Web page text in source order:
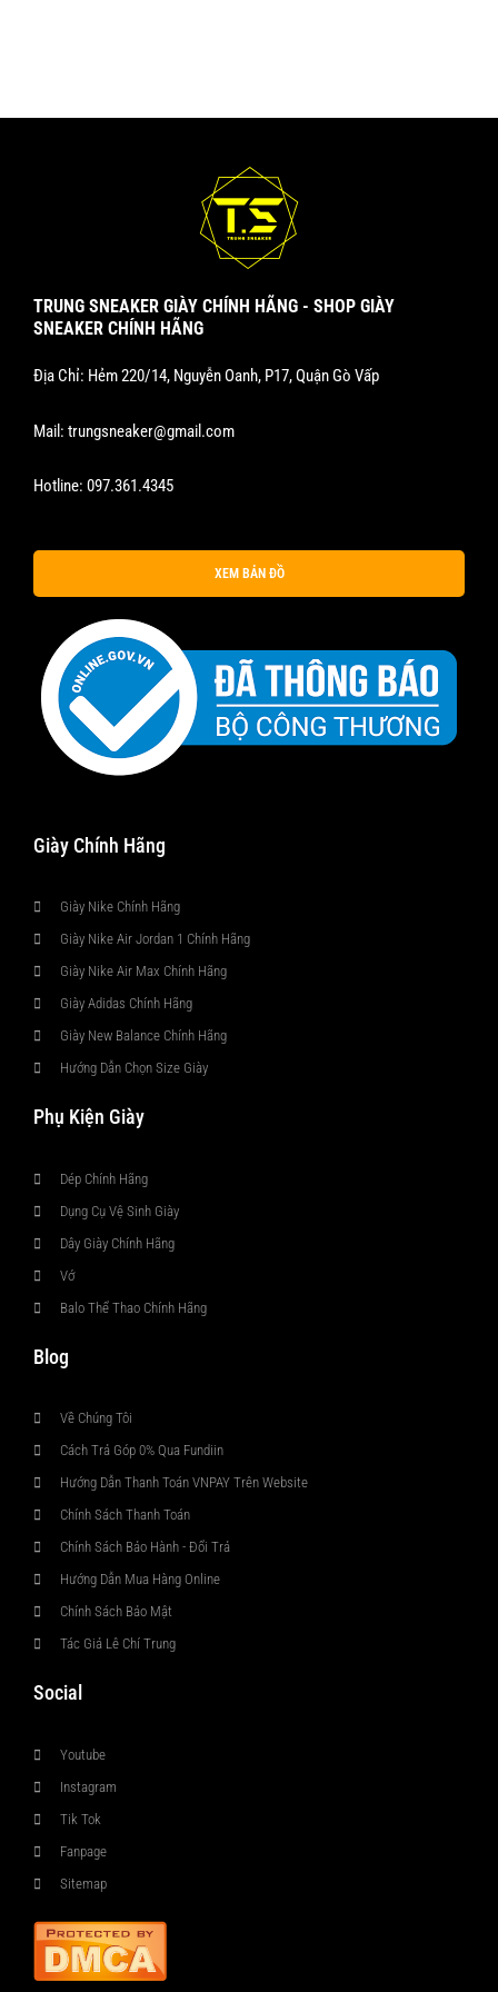
TRUNG SNEAKER GIÀY CHÍNH HÃNG - SHOP GIÀY
SNEAKER CHÍNH HÃNG
Địa Chỉ: Hẻm 220/14, Nguyễn Oanh, P17, Quận Gò Vấp
Mail: trungsneaker@gmail.com
Hotline: 097.361.4345
XEM BẢN ĐỒ
Giày Chính Hãng
Giày Nike Chính Hãng
Giày Nike Air Jordan 1 Chính Hãng
Giày Nike Air Max Chính Hãng
Giày Adidas Chính Hãng
Giày New Balance Chính Hãng
Hướng Dẫn Chọn Size Giày
Phụ Kiện Giày
Dép Chính Hãng
Dụng Cụ Vệ Sinh Giày
Dây Giày Chính Hãng
Vớ
Balo Thể Thao Chính Hãng
Blog
Về Chúng Tôi
Cách Trả Góp 0% Qua Fundiin
Hướng Dẫn Thanh Toán VNPAY Trên Website
Chính Sách Thanh Toán
Chính Sách Bảo Hành - Đổi Trả
Hướng Dẫn Mua Hàng Online
Chính Sách Bảo Mật
Tác Giả Lê Chí Trung
Social
Youtube
Instagram
Tik Tok
Fanpage
Sitemap